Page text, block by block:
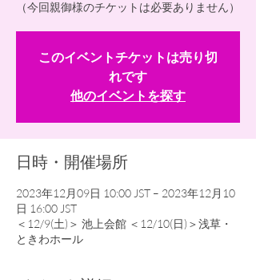
（今回親御様のチケットは必要ありません）
このイベントチケットは売り切
れです
他のイベントを探す
日時・開催場所
2023年12月09日 10:00 JST – 2023年12月10
日 16:00 JST
＜12/9(土)＞ 池上会館 ＜12/10(日)＞浅草・
ときわホール